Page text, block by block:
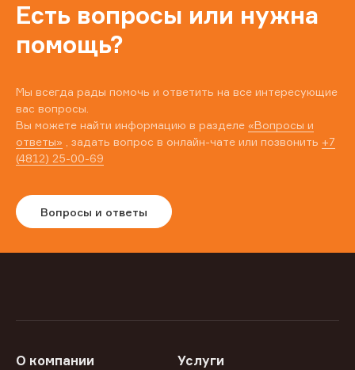
Есть вопросы или нужна
помощь?
Мы всегда рады помочь и ответить на все интересующие
вас вопросы.
Вы можете найти информацию в разделе «Вопросы и
ответы» , задать вопрос в онлайн-чате или позвонить +7
(4812) 25-00-69
Вопросы и ответы
О компании Услуги